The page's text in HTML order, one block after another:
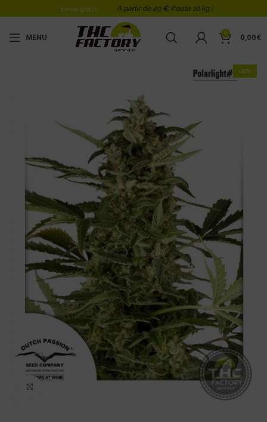
Envio gratis! A partir de 49 € (hasta 10 kg )
MENU 0 0,00€
-15%